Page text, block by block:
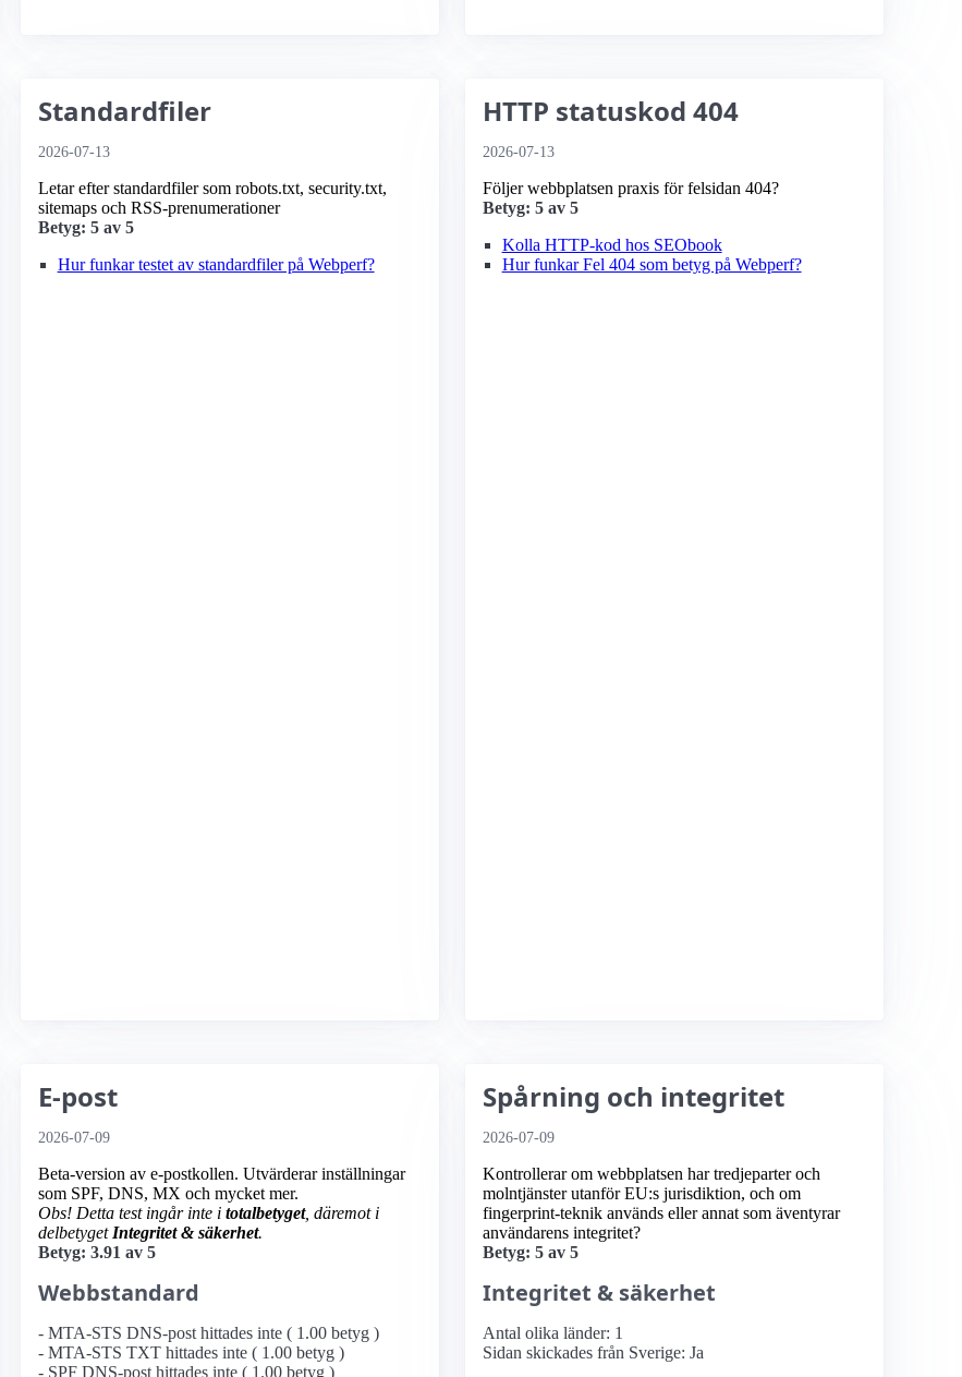
Standardfiler
2026-07-13
Letar efter standardfiler som robots.txt, security.txt,
sitemaps och RSS-prenumerationer
Betyg: 5 av 5
Hur funkar testet av standardfiler på Webperf?
HTTP statuskod 404
2026-07-13
Följer webbplatsen praxis för felsidan 404?
Betyg: 5 av 5
Kolla HTTP-kod hos SEObook
Hur funkar Fel 404 som betyg på Webperf?
E-post
2026-07-09
Beta-version av e-postkollen. Utvärderar inställningar
som SPF, DNS, MX och mycket mer.
Obs! Detta test ingår inte i totalbetyget, däremot i
delbetyget Integritet & säkerhet.
Betyg: 3.91 av 5
Webbstandard
- MTA-STS DNS-post hittades inte ( 1.00 betyg )
- MTA-STS TXT hittades inte ( 1.00 betyg )
- SPF DNS-post hittades inte ( 1.00 betyg )
Spårning och integritet
2026-07-09
Kontrollerar om webbplatsen har tredjeparter och
molntjänster utanför EU:s jurisdiktion, och om
fingerprint-teknik används eller annat som äventyrar
användarens integritet?
Betyg: 5 av 5
Integritet & säkerhet
Antal olika länder: 1
Sidan skickades från Sverige: Ja